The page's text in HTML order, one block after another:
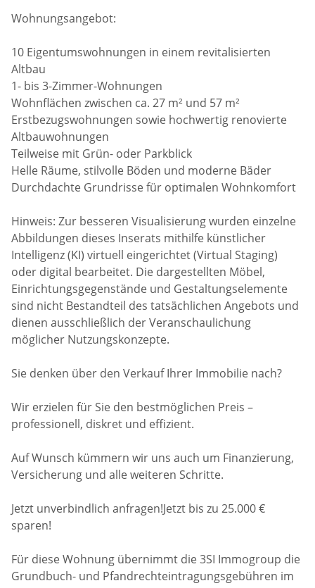
Wohnungsangebot:
10 Eigentumswohnungen in einem revitalisierten
Altbau
1- bis 3-Zimmer-Wohnungen
Wohnflächen zwischen ca. 27 m² und 57 m²
Erstbezugswohnungen sowie hochwertig renovierte
Altbauwohnungen
Teilweise mit Grün- oder Parkblick
Helle Räume, stilvolle Böden und moderne Bäder
Durchdachte Grundrisse für optimalen Wohnkomfort
Hinweis: Zur besseren Visualisierung wurden einzelne
Abbildungen dieses Inserats mithilfe künstlicher
Intelligenz (KI) virtuell eingerichtet (Virtual Staging)
oder digital bearbeitet. Die dargestellten Möbel,
Einrichtungsgegenstände und Gestaltungselemente
sind nicht Bestandteil des tatsächlichen Angebots und
dienen ausschließlich der Veranschaulichung
möglicher Nutzungskonzepte.
Sie denken über den Verkauf Ihrer Immobilie nach?
Wir erzielen für Sie den bestmöglichen Preis –
professionell, diskret und effizient.
Auf Wunsch kümmern wir uns auch um Finanzierung,
Versicherung und alle weiteren Schritte.
Jetzt unverbindlich anfragen!Jetzt bis zu 25.000 €
sparen!
Für diese Wohnung übernimmt die 3SI Immogroup die
Grundbuch- und Pfandrechteintragungsgebühren im